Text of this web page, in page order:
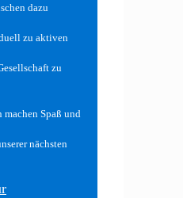
dazu
zu aktiven
zu
machen Spaß und
nächsten